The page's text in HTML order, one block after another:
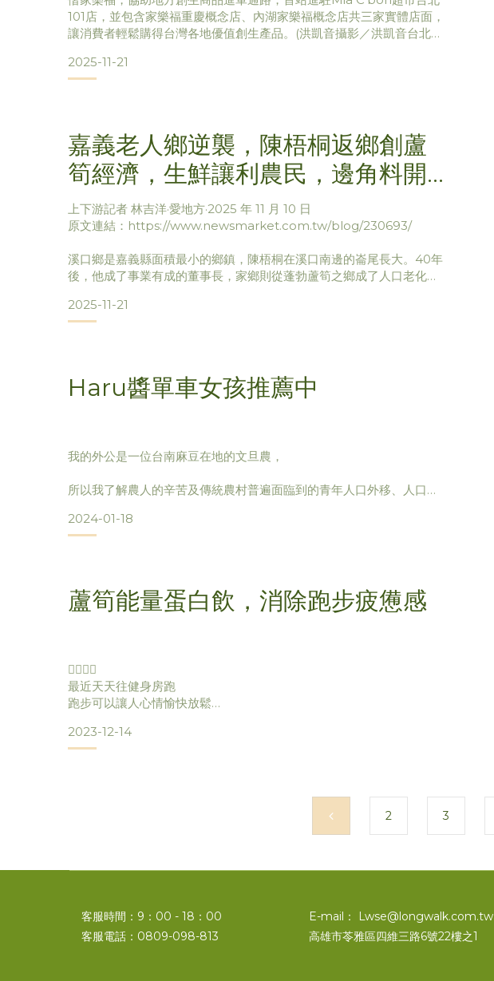
101店，並包含家樂福重慶概念店、內湖家樂福概念店共三家實體店面，
讓消費者輕鬆購得台灣各地優值創生產品。(洪凱音攝影／洪凱音台北傳
推動「地方創生」，秉持「永續、公益、共好」的精神，整合多方資
源、扶植在地團
2025-11-21
嘉義老人鄉逆襲，陳梧桐返鄉創蘆
筍經濟，生鮮讓利農民，邊角料開
發生技財
上下游記者 林吉洋·愛地方·2025 年 11 月 10 日
原文連結：https://www.newsmarket.com.tw/blog/230693/
溪口鄉是嘉義縣面積最小的鄉鎮，陳梧桐在溪口南邊的崙尾長大。40年
後，他成了事業有成的董事長，家鄉則從蓬勃蘆筍之鄉成了人口老化，
以蘆筍成為故鄉翻身的DNA。他蹲低種田、參與地方獅子陣，逐漸取得
農民接納。陳梧桐說，「創生比創業更困難」，必須真正走入社區、積
2025-11-21
Haru醬單車女孩推薦中
我的外公是一位台南麻豆在地的文旦農，
所以我了解農人的辛苦及傳統農村普遍面臨到的青年人口外移、人口老
深入瞭解後發現創辦人是以回饋故鄉的心創立崙禾社企，
所以推動種植高經濟價值的蘆筍，
並透過友善契作與合理收購，
協助推動農村
2024-01-18
蘆筍能量蛋白飲，消除跑步疲憊感
🏃🏻‍♀️✨
最近天天往健身房跑
跑步可以讓人心情愉快放鬆
最近接觸參與了崙禾社企🙌🏻
一同體驗 #蘆筍能量蛋白飲
綜合了蘆筍本身的味道❤️
📍成分
🌟植物性蛋白、15種胺基酸
2023-12-14
2 3
客服時間：9：00 - 18：00
客服電話：0809-098-813
E-mail： Lwse@longwalk.com.tw
高雄市苓雅區四維三路6號22樓之1